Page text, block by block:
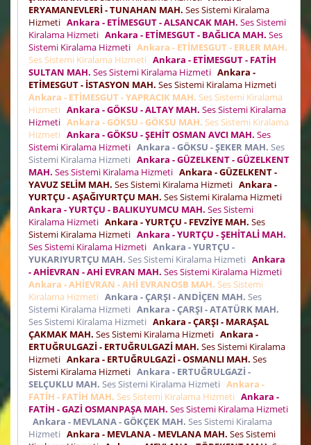
ERYAMANEVLERİ - TUNAHAN MAH. Ses Sistemi Kiralama
Hizmeti Ankara - ETİMESGUT - ALSANCAK MAH. Ses Sistemi
Kiralama Hizmeti Ankara - ETİMESGUT - BAĞLICA MAH. Ses
Sistemi Kiralama Hizmeti Ankara - ETİMESGUT - ERLER MAH.
Ses Sistemi Kiralama Hizmeti Ankara - ETİMESGUT - FATİH
SULTAN MAH. Ses Sistemi Kiralama Hizmeti Ankara -
ETİMESGUT - İSTASYON MAH. Ses Sistemi Kiralama Hizmeti
Ankara - ETİMESGUT - YAPRACIK MAH. Ses Sistemi Kiralama
Hizmeti Ankara - GÖKSU - ALTAY MAH. Ses Sistemi Kiralama
Hizmeti Ankara - GÖKSU - GÖKSU MAH. Ses Sistemi Kiralama
Hizmeti Ankara - GÖKSU - ŞEHİT OSMAN AVCI MAH. Ses
Sistemi Kiralama Hizmeti Ankara - GÖKSU - ŞEKER MAH. Ses
Sistemi Kiralama Hizmeti Ankara - GÜZELKENT - GÜZELKENT
MAH. Ses Sistemi Kiralama Hizmeti Ankara - GÜZELKENT -
YAVUZ SELİM MAH. Ses Sistemi Kiralama Hizmeti Ankara -
YURTÇU - AŞAĞIYURTÇU MAH. Ses Sistemi Kiralama Hizmeti
Ankara - YURTÇU - BALIKUYUMCU MAH. Ses Sistemi
Kiralama Hizmeti Ankara - YURTÇU - FEVZİYE MAH. Ses
Sistemi Kiralama Hizmeti Ankara - YURTÇU - ŞEHİTALİ MAH.
Ses Sistemi Kiralama Hizmeti Ankara - YURTÇU -
YUKARIYURTÇU MAH. Ses Sistemi Kiralama Hizmeti Ankara
- AHİEVRAN - AHİ EVRAN MAH. Ses Sistemi Kiralama Hizmeti
Ankara - AHİEVRAN - AHİ EVRANOSB MAH. Ses Sistemi
Kiralama Hizmeti Ankara - ÇARŞI - ANDİÇEN MAH. Ses
Sistemi Kiralama Hizmeti Ankara - ÇARŞI - ATATÜRK MAH.
Ses Sistemi Kiralama Hizmeti Ankara - ÇARŞI - MARAŞAL
ÇAKMAK MAH. Ses Sistemi Kiralama Hizmeti Ankara -
ERTUĞRULGAZİ - ERTUĞRULGAZİ MAH. Ses Sistemi Kiralama
Hizmeti Ankara - ERTUĞRULGAZİ - OSMANLI MAH. Ses
Sistemi Kiralama Hizmeti Ankara - ERTUĞRULGAZİ -
SELÇUKLU MAH. Ses Sistemi Kiralama Hizmeti Ankara -
FATİH - FATİH MAH. Ses Sistemi Kiralama Hizmeti Ankara -
FATİH - GAZİ OSMANPAŞA MAH. Ses Sistemi Kiralama Hizmeti
Ankara - MEVLANA - GÖKÇEK MAH. Ses Sistemi Kiralama
Hizmeti Ankara - MEVLANA - MEVLANA MAH. Ses Sistemi